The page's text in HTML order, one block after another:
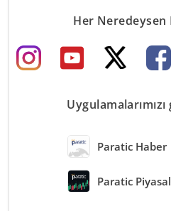
Her Neredeysen
Paratic Haber
Paratic